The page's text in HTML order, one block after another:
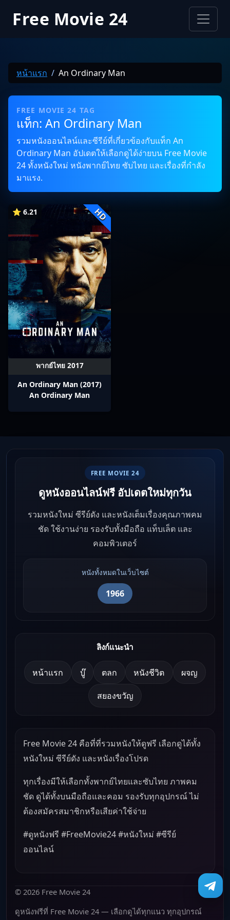
Free Movie 24
หน้าแรก An Ordinary Man
FREE MOVIE 24 TAG
แท็ก: An Ordinary Man
รวมหนังออนไลน์และซีรีย์ที่เกี่ยวข้องกับแท็ก An
Ordinary Man อัปเดตให้เลือกดูได้ง่ายบน Free Movie
24 ทั้งหนังใหม่ หนังพากย์ไทย ซับไทย และเรื่องที่กำลัง
มาแรง.
⭐ 6.21 HD
พากย์ไทย 2017
An Ordinary Man (2017)
An Ordinary Man
FREE MOVIE 24
ดูหนังออนไลน์ฟรี อัปเดตใหม่ทุกวัน
รวมหนังใหม่ ซีรีย์ดัง และหนังเต็มเรื่องคุณภาพคม
ชัด ใช้งานง่าย รองรับทั้งมือถือ แท็บเล็ต และ
คอมพิวเตอร์
หนังทั้งหมดในเว็บไซต์
1966
ลิงก์แนะนำ
หน้าแรก บู๊ ตลก หนังชีวิต ผจญ
สยองขวัญ
Free Movie 24 คือที่ที่รวมหนังให้ดูฟรี เลือกดูได้ทั้ง
หนังใหม่ ซีรีย์ดัง และหนังเรื่องโปรด
ทุกเรื่องมีให้เลือกทั้งพากย์ไทยและซับไทย ภาพคม
ชัด ดูได้ทั้งบนมือถือและคอม รองรับทุกอุปกรณ์ ไม่
ต้องสมัครสมาชิกหรือเสียค่าใช้จ่าย
#ดูหนังฟรี #FreeMovie24 #หนังใหม่ #ซีรีย์
ออนไลน์
© 2026 Free Movie 24
ดูหนังฟรีที่ Free Movie 24 — เลือกดูได้ทุกแนว ทุกอุปกรณ์